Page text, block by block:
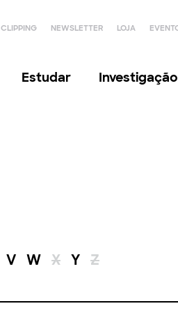
CLIPPING NEWSLETTER LOJA
Estudar Investigação
V W X Y Z